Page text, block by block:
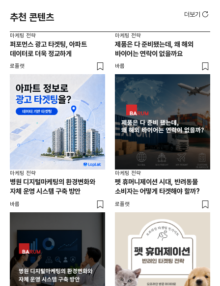
추천 콘텐츠 더보기
마케팅 전략
퍼포먼스 광고 타겟팅, 아파트
데이터로 더욱 정교하게
로플랫
마케팅 전략
제품은 다 준비됐는데, 왜 해외
바이어는 연락이 없을까요
바름
마케팅 전략
병원 디지털마케팅의 환경변화와
자체 운영 시스템 구축 방안
바름
마케팅 전략
펫 휴머니제이션 시대, 반려동물
소비자는 어떻게 타겟해야 할까?
로플랫